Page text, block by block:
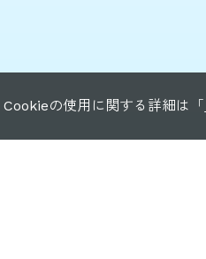
の使用に関する詳細は「